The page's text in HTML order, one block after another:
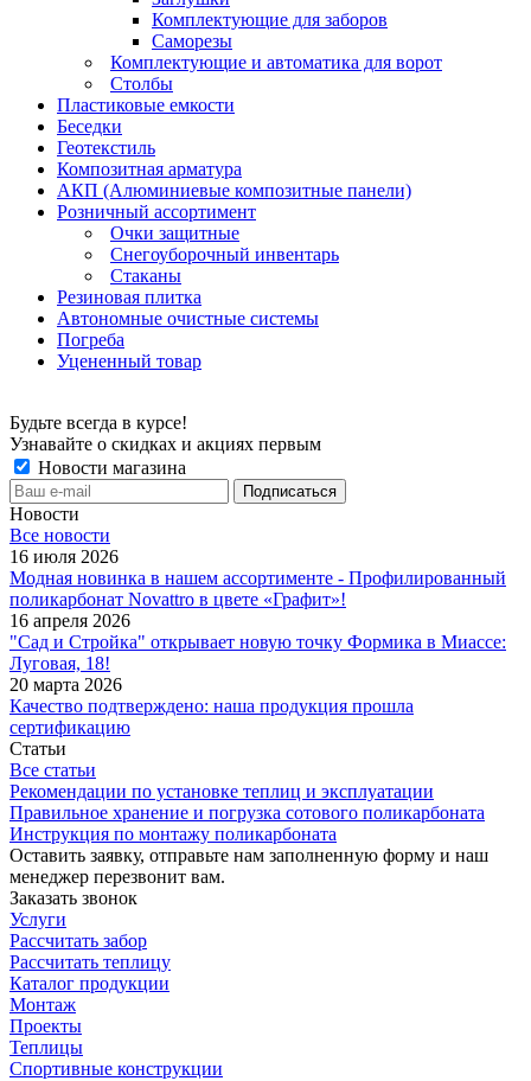
Комплектующие для заборов
Саморезы
Комплектующие и автоматика для ворот
Столбы
Пластиковые емкости
Беседки
Геотекстиль
Композитная арматура
АКП (Алюминиевые композитные панели)
Розничный ассортимент
Очки защитные
Снегоуборочный инвентарь
Стаканы
Резиновая плитка
Автономные очистные системы
Погреба
Уцененный товар
Будьте всегда в курсе!
Узнавайте о скидках и акциях первым
Новости магазина
Новости
Все новости
16 июля 2026
Модная новинка в нашем ассортименте - Профилированный
поликарбонат Novattro в цвете «Графит»!
16 апреля 2026
"Сад и Стройка" открывает новую точку Формика в Миассе:
Луговая, 18!
20 марта 2026
Качество подтверждено: наша продукция прошла
сертификацию
Статьи
Все статьи
Рекомендации по установке теплиц и эксплуатации
Правильное хранение и погрузка сотового поликарбоната
Инструкция по монтажу поликарбоната
Оставить заявку, отправьте нам заполненную форму и наш
менеджер перезвонит вам.
Заказать звонок
Услуги
Рассчитать забор
Рассчитать теплицу
Каталог продукции
Монтаж
Проекты
Теплицы
Спортивные конструкции